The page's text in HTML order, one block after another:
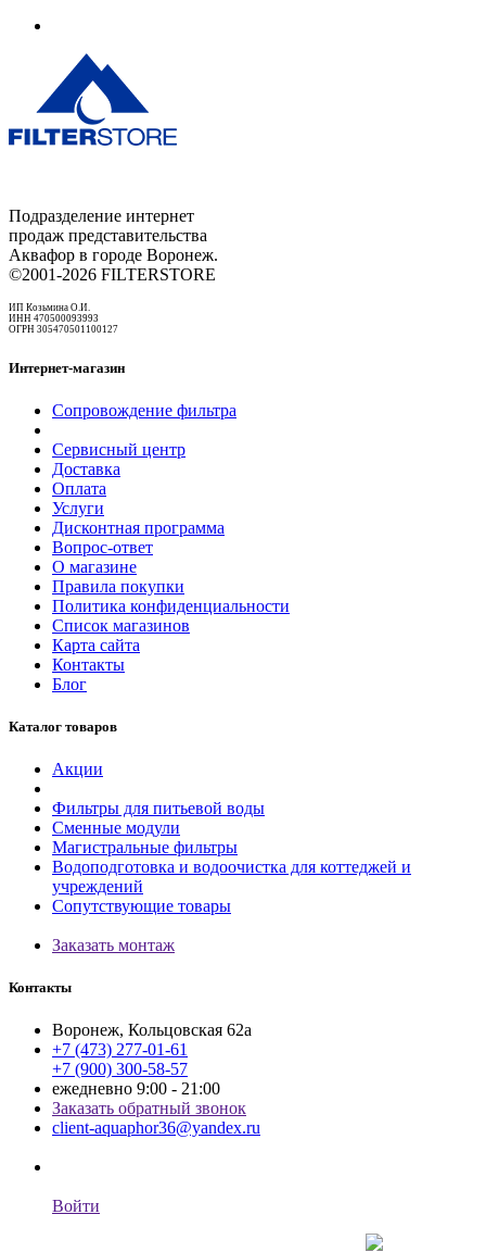
Подразделение интернет
продаж представительства
Аквафор в городе Воронеж.
©2001-2026 FILTERSTORE
ИП Козьмина О.И.
ИНН 470500093993
ОГРН 305470501100127
Интернет-магазин
Сопровождение фильтра
Сервисный центр
Доставка
Оплата
Услуги
Дисконтная программа
Вопрос-ответ
О магазине
Правила покупки
Политика конфиденциальности
Список магазинов
Карта сайта
Контакты
Блог
Каталог товаров
Акции
Фильтры для питьевой воды
Сменные модули
Магистральные фильтры
Водоподготовка и водоочистка для коттеджей и
учреждений
Сопутствующие товары
Заказать монтаж
Контакты
Воронеж, Кольцовская 62а
+7 (473) 277-01-61
+7 (900) 300-58-57
ежедневно 9:00 - 21:00
Заказать обратный звонок
client-aquaphor36@yandex.ru
Войти